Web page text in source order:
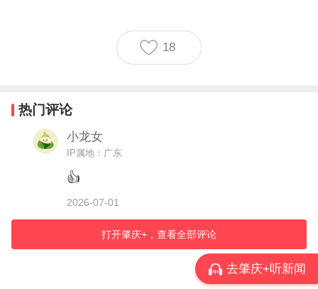
18
热门评论
小龙女
IP属地：广东
👍
2026-07-01
打开肇庆+，查看全部评论
去肇庆+听新闻